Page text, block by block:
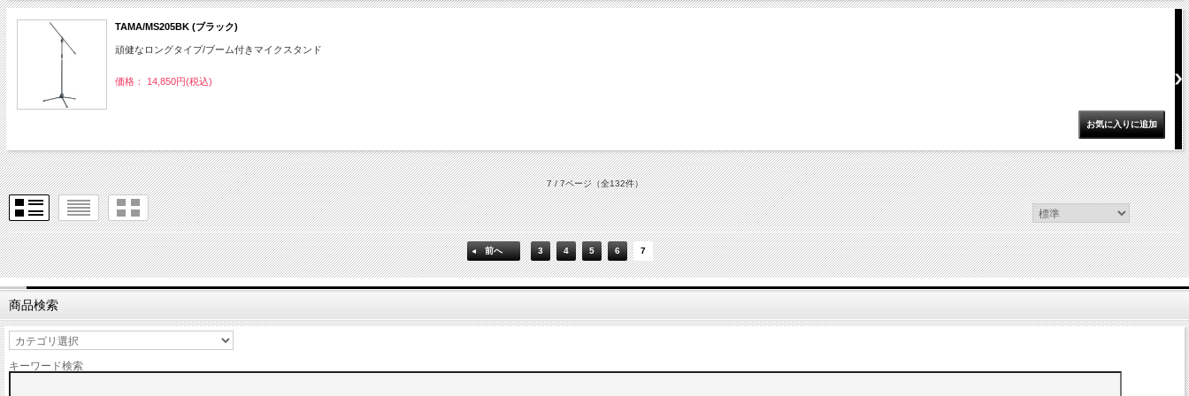
TAMA/MS205BK (ブラック)
頑健なロングタイプ/ブーム付きマイクスタンド
価格： 14,850円(税込)
7 / 7ページ（全132件）
前へ 3 4 5 6 7
商品検索
キーワード検索